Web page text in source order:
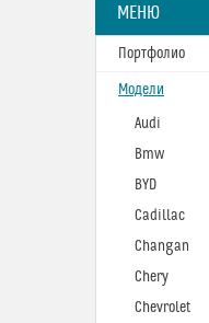
Портфолио
Модели
Audi
Bmw
BYD
Cadillac
Changan
Chery
Chevrolet